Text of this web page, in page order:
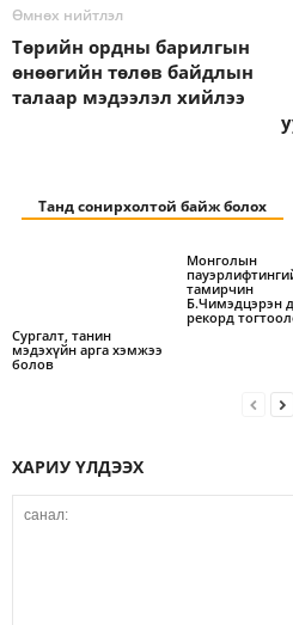
Өмнөх нийтлэл
Төрийн ордны барилгын
өнөөгийн төлөв байдлын
талаар мэдээлэл хийлээ
Танд сонирхолтой байж болох
Сургалт, танин
мэдэхүйн арга хэмжээ
болов
Монголын
тамирчин
Б.Чимэдцэрэн
рекорд
ХАРИУ ҮЛДЭЭХ